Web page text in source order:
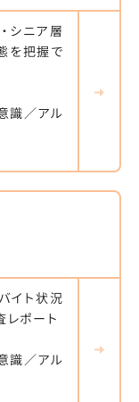
シニア層
を把握で
識／アル
イト状況
レポート
識／アル